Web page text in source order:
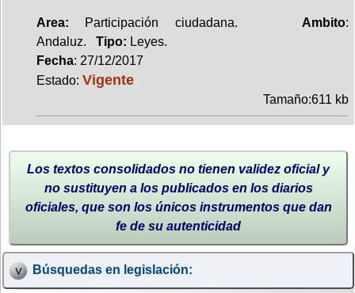
Area: Participación ciudadana. Ambito:
Andaluz. Tipo: Leyes.
Fecha: 27/12/2017
Estado: Vigente
Tamaño:611 kb
Los textos consolidados no tienen validez oficial y
no sustituyen a los publicados en los diarios
oficiales, que son los únicos instrumentos que dan
fe de su autenticidad
Búsquedas en legislación: